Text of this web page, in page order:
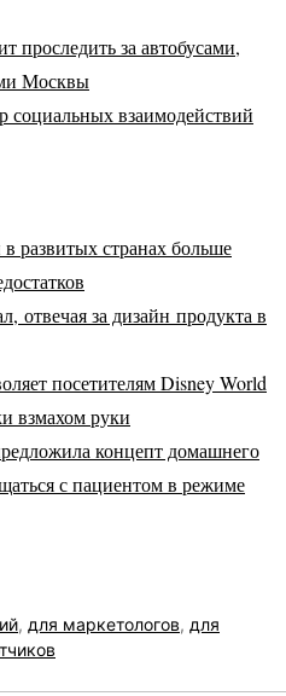
проследить за автобусами,
Москвы
социальных взаимодействий
развитых странах больше
отвечая за дизайн продукта в
посетителям Disney World
взмахом руки
концепт домашнего
с пациентом в режиме
, для маркетологов, для